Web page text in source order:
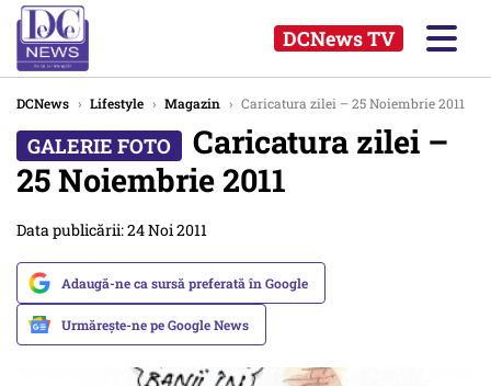
DCNews TV
DCNews › Lifestyle › Magazin › Caricatura zilei – 25 Noiembrie 2011
Caricatura zilei –
25 Noiembrie 2011
Data publicării: 24 Noi 2011
Adaugă-ne ca sursă preferată în Google
Urmărește-ne pe Google News